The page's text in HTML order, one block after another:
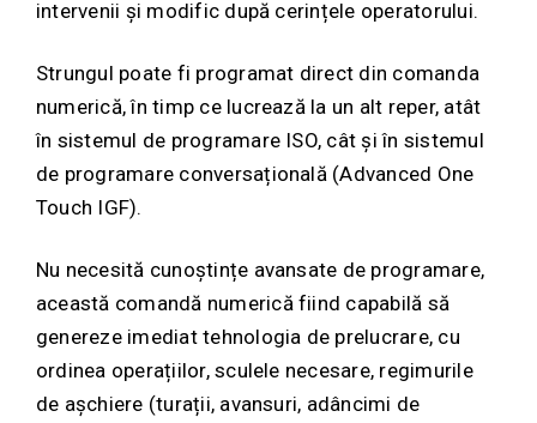
intervenii și modific după cerințele operatorului.
Strungul poate fi programat direct din comanda
numerică, în timp ce lucrează la un alt reper, atât
în sistemul de programare ISO, cât și în sistemul
de programare conversațională (Advanced One
Touch IGF).
Nu necesită cunoștințe avansate de programare,
această comandă numerică fiind capabilă să
genereze imediat tehnologia de prelucrare, cu
ordinea operațiilor, sculele necesare, regimurile
de așchiere (turații, avansuri, adâncimi de